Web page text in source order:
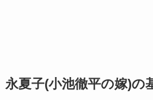
永夏子(小池徹平の嫁)の